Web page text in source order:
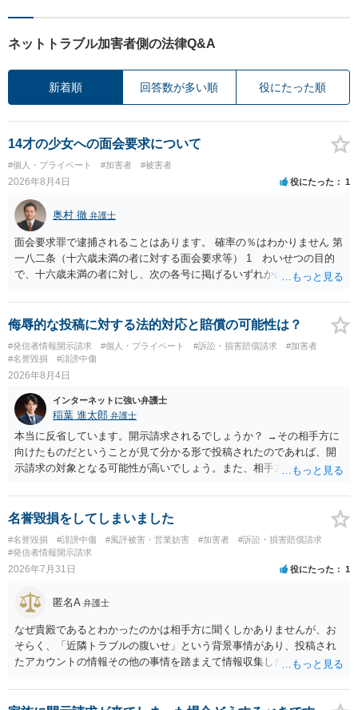
ネットトラブル加害者側の法律Q&A
新着順 回答数が多い順 役にたった順
14才の少女への面会要求について
#個人・プライベート #加害者 #被害者
2026年8月4日 役にたった 1
奥村 徹 弁護士
面会要求罪で逮捕されることはあります。 確率の％はわかりません 第
一八二条（十六歳未満の者に対する面会要求等） 1 わいせつの目的
で、十六歳未満の者に対し、次の各号に掲げるいずれかの行為をした
が生まれた日より五年以上前の日に生まれた者に限る。）は、一年以
下の拘禁刑又は五十万円以下の罰金に処する。 一 威迫し、偽計を用
い又は誘惑して面会を要求すること。 二 拒まれたにもかかわらず、
反復して面会を要求すること。 三 金銭その他の利益を供与し、又は
その申込み若しくは約束をして面会を要求すること。 2前項の罪を犯
二年以下の拘禁刑又は百万円以下の罰金に処する。
侮辱的な投稿に対する法的対応と賠償の可能性は？
#発信者情報開示請求 #個人・プライベート #訴訟・損害賠償請求
#加害者
#名誉毀損
#誹謗中傷
2026年8月4日
インターネットに強い弁護士
稲葉 進太郎 弁護士
本当に反省しています。開示請求されるでしょうか？ →その相手方に
向けたものだということが見て分かる形で投稿されたのであれば、開
示請求の対象となる可能性が高いでしょう。また、相手方の投稿した
と存じます。発信者情報開示請求が進むと、投稿に使った回線の契約
者のところに、意見照会がなされます。アカウント情報開示の場合
は、アカウントの登録メールに意見照会がなされます。 また、された
場合賠償金はいくらでしょうか。 →ケースバイケースであり、数万円
から１００万単位まで様々でしょう。裁判外であれば交渉して相手方
名誉毀損をしてしまいました
#名誉毀損 #誹謗中傷 #風評被害・営業妨害 #加害者
#訴訟・損害賠償請求
#発信者情報開示請求
2026年7月31日 役にたった 1
匿名A 弁護士
なぜ貴殿であるとわかったのかは相手方に聞くしかありませんが、お
そらく、「近隣トラブルの腹いせ」という背景事情があり、投稿され
たアカウントの情報その他の事情を踏まえて情報収集した結果、この
貴殿が投稿した事実を認めてしまったことで「答え合わせ」になって